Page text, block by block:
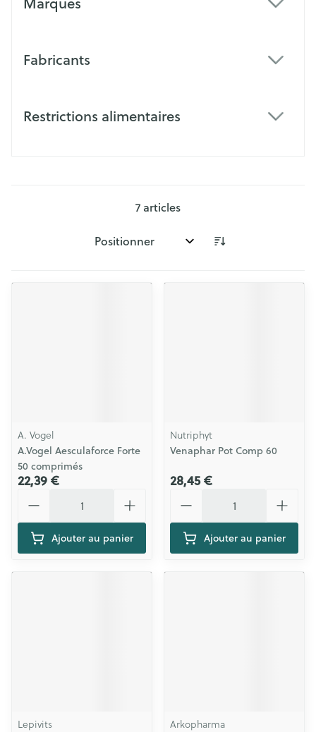
Fabricants
Restrictions alimentaires
7 articles
Trier par:
A. Vogel
A.Vogel Aesculaforce Forte
50 comprimés
22,39 €
Ajouter au panier
Nutriphyt
Venaphar Pot Comp 60
28,45 €
Ajouter au panier
Lepivits
Arkopharma